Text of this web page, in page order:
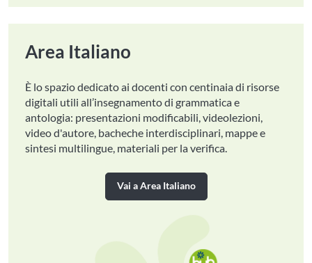
Area Italiano
È lo spazio dedicato ai docenti con centinaia di risorse
digitali utili all’insegnamento di grammatica e
antologia: presentazioni modificabili, videolezioni,
video d'autore, bacheche interdisciplinari, mappe e
sintesi multilingue, materiali per la verifica.
Vai a Area Italiano